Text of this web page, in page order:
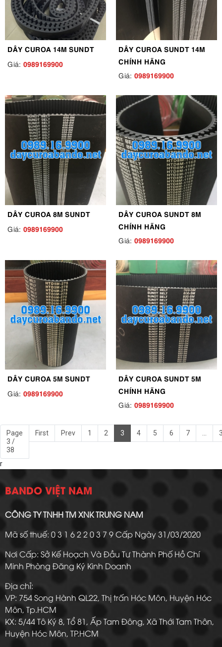
DÂY CUROA 14M SUNDT
Giá: 0989169900
DÂY CUROA SUNDT 14M
CHÍNH HÃNG
Giá: 0989169900
DÂY CUROA 8M SUNDT
Giá: 0989169900
DÂY CUROA SUNDT 8M
CHÍNH HÃNG
Giá: 0989169900
DÂY CUROA 5M SUNDT
Giá: 0989169900
DÂY CUROA SUNDT 5M
CHÍNH HÃNG
Giá: 0989169900
Page
3 /
38
First Prev 1 2 3 4 5 6 7 ...
r
BANDO VIỆT NAM
CÔNG TY TNHH TM XNK TRUNG NAM
Mã số thuế: 0 3 1 6 2 2 0 3 7 9 Cấp Ngày 31/03/2020
Nơi Cấp: Sở Kế Hoạch Và Đầu Tư Thành Phố Hồ Chí
Minh Phòng Đăng Ký Kinh Doanh
Địa chỉ:
VP: 754 Song Hành QL22, Thị trấn Hóc Môn, Huyện Hóc
Môn, Tp.HCM
KX: 5/44 Tô Ký 8, Tổ 81, Ấp Tam Đông, Xã Thới Tam Thôn,
Huyện Hóc Môn, TP.HCM